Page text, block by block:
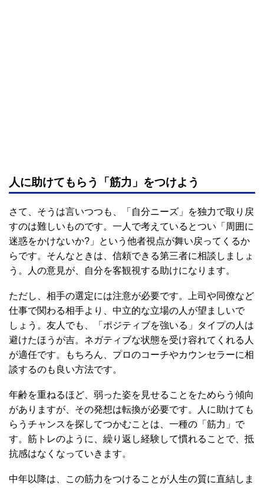
人に助けてもらう「筋力」をつけよう
さて、そうは言いつつも、「自分ニーズ」を独力で取り戻
すのは難しいものです。一人で考えているとつい「周囲に
迷惑をかけないか?」という他者視点が舞い戻ってくるか
らです。そんなときは、信頼できる第三者に相談しましょ
う。人の意見が、自分を客観視する助けになります。
ただし、相手の選定には注意が必要です。上司や同僚など
仕事で関わる相手より、中立的な立場の人が望ましいで
しょう。友人でも、「ポジティブを強いる」タイプの人は
避けたほうが吉。ネガティブな状態を受け容れてくれる人
が適任です。もちろん、プロのコーチやカウンセラーに相
談するのも良い方法です。
年齢を重ねるほど、弱った姿を見せることをためらう傾向
がありますが、その発想は転換が必要です。人に助けても
らうチャンスを探してつかむことは、一種の「筋力」で
す。筋トレのように、繰り返し経験して慣れることで、抵
抗感はなくなっていきます。
中年以降は、この筋力をつけることが人生の質に直結しま